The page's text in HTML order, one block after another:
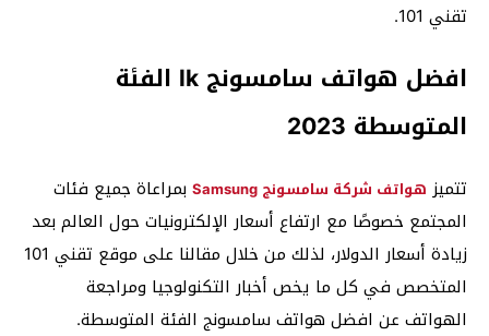
تقني 101.
افضل هواتف سامسونج lk الفئة
المتوسطة 2023
تتميز هواتف شركة سامسونج Samsung
بمراعاة جميع فئات
المجتمع خصوصًا مع ارتفاع أسعار الإلكترونيات حول العالم بعد
زيادة أسعار الدولار، لذلك من خلال مقالنا على موقع تقني 101
المتخصص في كل ما يخص أخبار التكنولوجيا ومراجعة
الهواتف عن افضل هواتف سامسونج الفئة المتوسطة.